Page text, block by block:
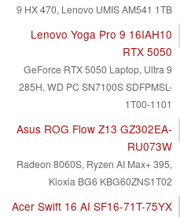
9 HX 470, Lenovo UMIS AM541 1TB
Lenovo Yoga Pro 9 16IAH10
RTX 5050
GeForce RTX 5050 Laptop, Ultra 9
285H, WD PC SN7100S SDFPMSL-
1T00-1101
Asus ROG Flow Z13 GZ302EA-
RU073W
Radeon 8060S, Ryzen AI Max+ 395,
Kioxia BG6 KBG60ZNS1T02
Acer Swift 16 AI SF16-71T-75YX